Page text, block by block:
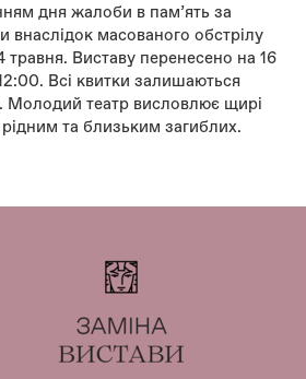
дня жалоби в памʼять за
внаслідок масованого обстрілу
травня. Виставу перенесено на 16
Всі квитки залишаються
Молодий театр висловлює щирі
рідним та близьким загиблих.